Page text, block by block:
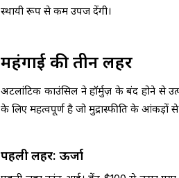
स्थायी रूप से कम उपज देंगी।
महंगाई की तीन लहरें
अटलांटिक काउंसिल ने हॉर्मुज़ के बंद होने से
के लिए महत्वपूर्ण है जो मुद्रास्फीति के आंकड़ों
पहली लहर: ऊर्जा